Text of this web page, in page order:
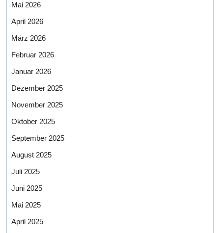
Mai 2026
April 2026
März 2026
Februar 2026
Januar 2026
Dezember 2025
November 2025
Oktober 2025
September 2025
August 2025
Juli 2025
Juni 2025
Mai 2025
April 2025